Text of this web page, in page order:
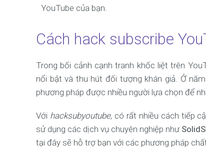
YouTube của bạn.
Cách hack subscribe
Trong bối cảnh cạnh tranh khốc liệt trên
nổi bật và thu hút đối tượng khán giả. Ở
phương pháp được nhiều người lựa chọn để
Với hacksubyoutube, có rất nhiều cách tiếp
sử dụng các dịch vụ chuyên nghiệp như
tại đây sẽ hỗ trợ bạn với các phương pháp